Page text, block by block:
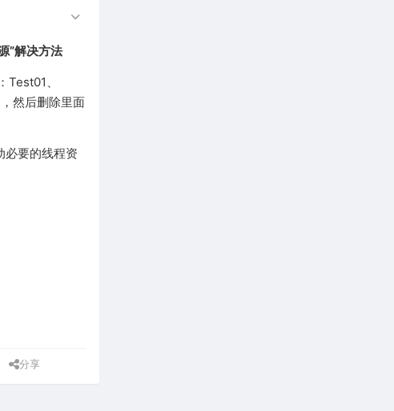
”解决方法
、
然后删除里面
必要的线程资
分享